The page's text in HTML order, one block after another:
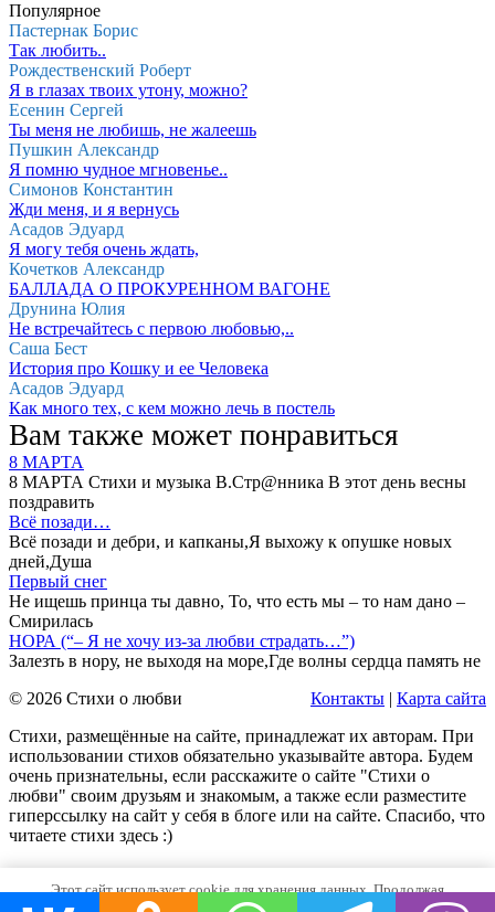
Популярное
Пастернак Борис
Так любить..
Рождественский Роберт
Я в глазах твоих утону, можно?
Есенин Сергей
Ты меня не любишь, не жалеешь
Пушкин Александр
Я помню чудное мгновенье..
Симонов Константин
Жди меня, и я вернусь
Асадов Эдуард
Я могу тебя очень ждать,
Кочетков Александр
БАЛЛАДА О ПРОКУРЕННОМ ВАГОНЕ
Друнина Юлия
Не встречайтесь с первою любовью,..
Саша Бест
История про Кошку и ее Человека
Асадов Эдуард
Как много тех, с кем можно лечь в постель
Вам также может понравиться
8 МАРТА
8 МАРТА Стихи и музыка В.Стр@нника В этот день весны
поздравить
Всё позади…
Всё позади и дебри, и капканы,Я выхожу к опушке новых
дней,Душа
Первый снег
Не ищешь принца ты давно, То, что есть мы – то нам дано –
Смирилась
НОРА (“– Я не хочу из-за любви страдать…”)
Залезть в нору, не выходя на море,Где волны сердца память не
© 2026 Стихи о любви
Контакты | Карта сайта
Стихи, размещённые на сайте, принадлежат их авторам. При
использовании стихов обязательно указывайте автора. Будем
очень признательны, если расскажите о сайте "Стихи о
любви" своим друзьям и знакомым, а также если разместите
гиперссылку на сайт у себя в блоге или на сайте. Спасибо, что
читаете стихи здесь :)
Этот сайт использует cookie для хранения данных. Продолжая
использовать сайт, Вы даете свое согласие на работу с этими файлами.